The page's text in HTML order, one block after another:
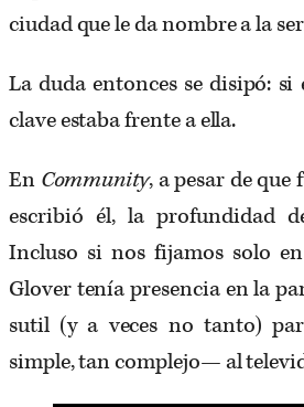
ciudad que le da nombre a la
La duda entonces se disipó:
clave estaba frente a ella.
En Community, a pesar de que
escribió él, la profundidad
Incluso si nos fijamos solo
Glover tenía presencia en la
sutil (y a veces no tanto)
simple, tan complejo— al